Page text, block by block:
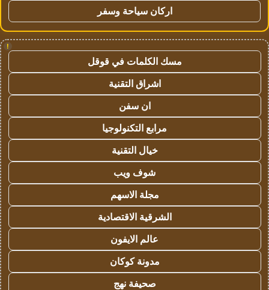
اركان سياحة وسفر
!
مسك الكلمات في قوقل
اشراق التقنية
ان سفن
مرابع التكنولوجيا
خيال التقنية
شوف ويب
مجلة الاسهم
الشرقية الاقتصادية
عالم الايفون
مدونة كوكان
صحيفة نهج